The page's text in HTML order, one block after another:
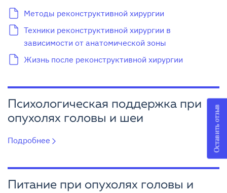
Методы реконструктивной хирургии
Техники реконструктивной хирургии в
зависимости от анатомической зоны
Жизнь после реконструктивной хирургии
Психологическая поддержка при
опухолях головы и шеи
Подробнее
Питание при опухолях головы и
Оставить отзыв